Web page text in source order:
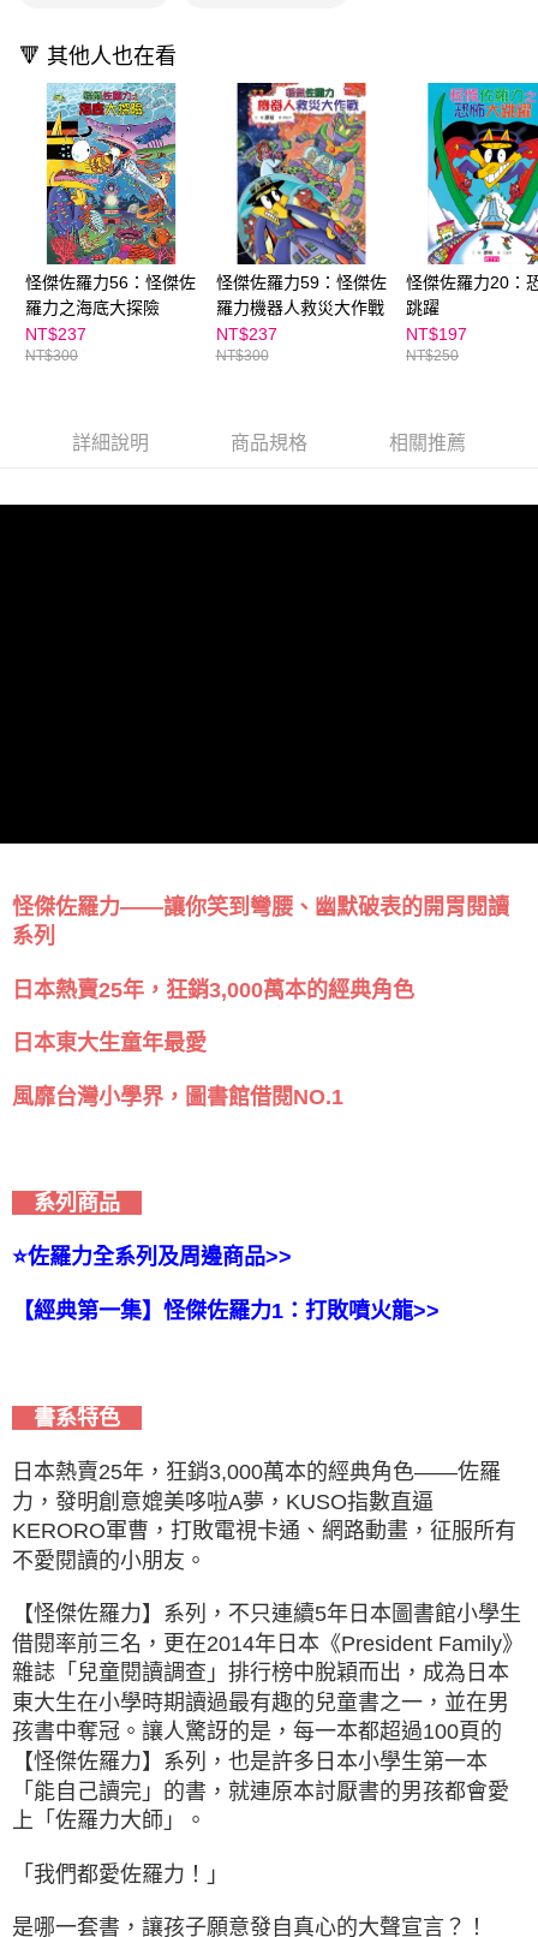
「AFTEE先享後付」，若未經同意申辦者引起之損失，本公司不負相關責
４．使用「AFTEE先享後付」時，將依據個別帳號之用戶狀況，依本公司即
時審查核予不同之上限額度；若仍有額度不足之情形，本公司將視審查結果
請求用戶進行身份認證。
５．嚴禁一人註冊多個帳號或使用他人資訊註冊。若發現惡意使用之情形，
恩沛科技股份有限公司將有權停止該用戶之使用額度並採取法律行動。
🔻 其他人也在看
怪傑佐羅力56：怪傑佐
羅力之海底大探險
NT$237
NT$300
怪傑佐羅力59：怪傑佐
羅力機器人救災大作戰
NT$237
NT$300
怪傑佐羅力20：
跳躍
NT$197
NT$250
詳細說明 商品規格 相關推薦
怪傑佐羅力——讓你笑到彎腰、幽默破表的開胃閱讀
系列
日本熱賣25年，狂銷3,000萬本的經典角色
日本東大生童年最愛
風靡台灣小學界，圖書館借閱NO.1
系列商品
⭐️佐羅力全系列及周邊商品>>
【經典第一集】怪傑佐羅力1：打敗噴火龍>>
書系特色
日本熱賣25年，狂銷3,000萬本的經典角色——佐羅
力，發明創意媲美哆啦A夢，KUSO指數直逼
KERORO軍曹，打敗電視卡通、網路動畫，征服所有
不愛閱讀的小朋友。
【怪傑佐羅力】系列，不只連續5年日本圖書館小學生
借閱率前三名，更在2014年日本《President Family》
雜誌「兒童閱讀調查」排行榜中脫穎而出，成為日本
東大生在小學時期讀過最有趣的兒童書之一，並在男
孩書中奪冠。讓人驚訝的是，每一本都超過100頁的
【怪傑佐羅力】系列，也是許多日本小學生第一本
「能自己讀完」的書，就連原本討厭書的男孩都會愛
上「佐羅力大師」。
「我們都愛佐羅力！」
是哪一套書，讓孩子願意發自真心的大聲宣言？！